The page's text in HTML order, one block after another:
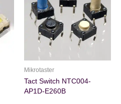
Mikrotaster
Tact Switch NTC004-
AP1D-E260B